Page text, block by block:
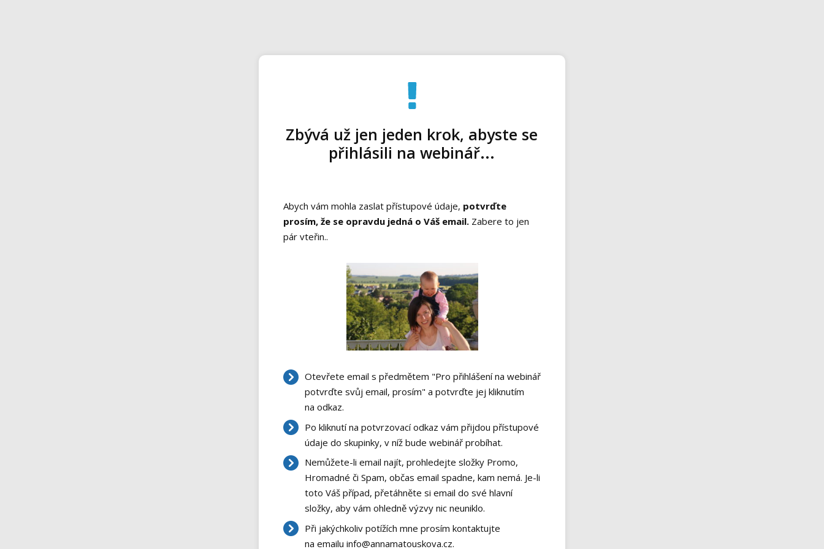
Zbývá už jen jeden krok, abyste se
přihlásili na webinář...
Abych vám mohla zaslat přístupové údaje, potvrďte
prosím, že se opravdu jedná o Váš email. Zabere to jen
pár vteřin..
Otevřete email s předmětem "Pro přihlášení na webinář
potvrďte svůj email, prosím" a potvrďte jej kliknutím
na odkaz.
Po kliknutí na potvrzovací odkaz vám přijdou přístupové
údaje do skupinky, v níž bude webinář probíhat.
Nemůžete-li email najít, prohledejte složky Promo,
Hromadné či Spam, občas email spadne, kam nemá. Je-li
toto Váš případ, přetáhněte si email do své hlavní
složky, aby vám ohledně výzvy nic neuniklo.
Při jakýchkoliv potížích mne prosím kontaktujte
na emailu info@annamatouskova.cz.